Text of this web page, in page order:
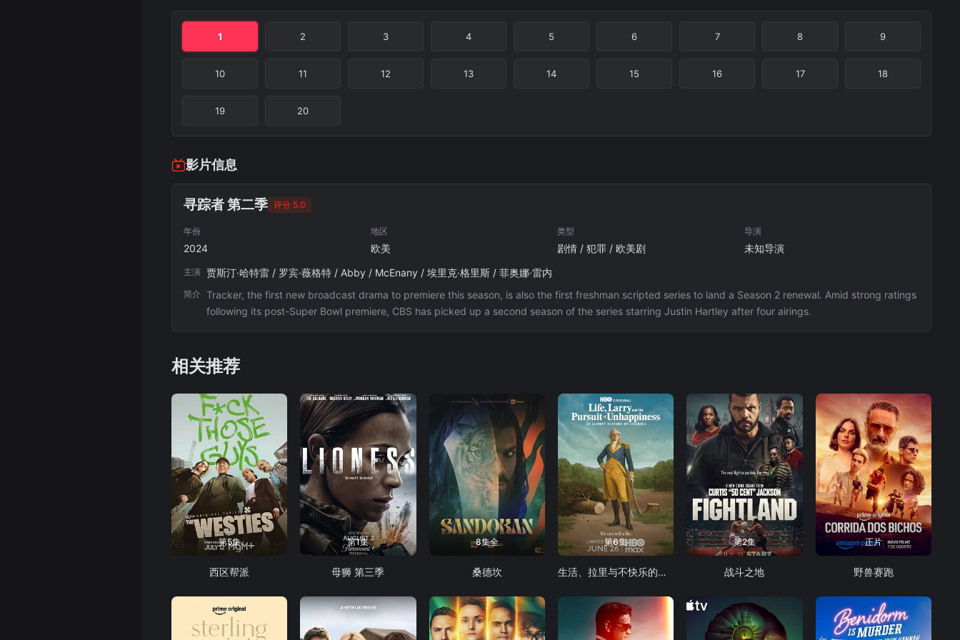
1 2 3 4 5 6 7 8 9
10 11 12 13 14 15 16 17 18
19 20
影片信息
寻踪者 第二季 评分 5.0
年份
2024
地区
欧美
类型
剧情 / 犯罪 / 欧美剧
导演
未知导演
主演 贾斯汀·哈特雷 / 罗宾·薇格特 / Abby / McEnany / 埃里克·格里斯 / 菲奥娜·雷内
简介 Tracker, the first new broadcast drama to premiere this season, is also the first freshman scripted series to land a Season 2 renewal. Amid strong ratings
following its post-Super Bowl premiere, CBS has picked up a second season of the series starring Justin Hartley after four airings.
相关推荐
第5集
西区帮派
第1集
母狮 第三季
8集全
桑德坎
第6集
生活、拉里与不快乐的追求：一部美国史
第2集
战斗之地
正片
野兽赛跑